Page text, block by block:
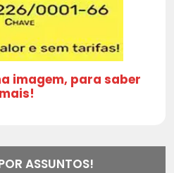
imagem, para saber
mais!
ASSUNTOS!